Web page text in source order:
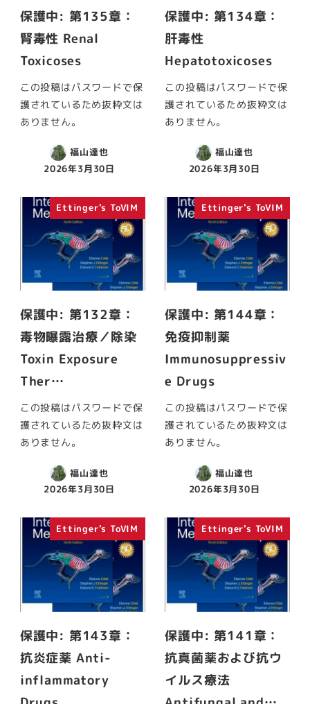
保護中: 第135章：
腎毒性 Renal
Toxicoses
この投稿はパスワードで保
護されているため抜粋文は
ありません。
福山達也
2026年3月30日
保護中: 第134章：
肝毒性
Hepatotoxicoses
この投稿はパスワードで保
護されているため抜粋文は
ありません。
福山達也
2026年3月30日
Ettinger's ToVIM
保護中: 第132章：
毒物曝露治療／除染
Toxin Exposure
Ther…
この投稿はパスワードで保
護されているため抜粋文は
ありません。
福山達也
2026年3月30日
Ettinger's ToVIM
保護中: 第144章：
免疫抑制薬
Immunosuppressiv
e Drugs
この投稿はパスワードで保
護されているため抜粋文は
ありません。
福山達也
2026年3月30日
Ettinger's ToVIM
保護中: 第143章：
抗炎症薬 Anti-
inflammatory
Ettinger's ToVIM
保護中: 第141章：
抗真菌薬および抗ウ
イルス療法